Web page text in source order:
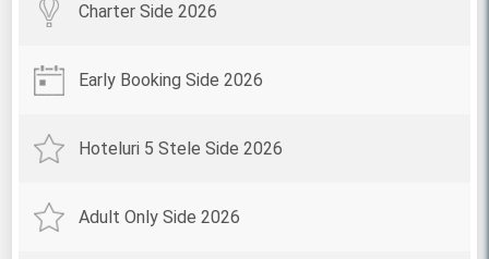
Charter Side 2026
Early Booking Side 2026
Hoteluri 5 Stele Side 2026
Adult Only Side 2026